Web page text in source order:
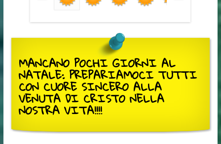
MANCANO POCHI GIORNI AL
NATALE: PREPARIAMOCI TUTTI
CON CUORE SINCERO ALLA
VENUTA DI CRISTO NELLA
NOSTRA VITA!!!!